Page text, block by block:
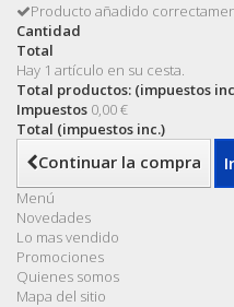
Producto añadido
Cantidad
Total
Hay 1 artículo en su cesta.
Total productos: (impuestos
Impuestos 0,00 €
Total (impuestos inc.)
Continuar la compra
Menú
Novedades
Lo mas vendido
Promociones
Quienes somos
Mapa del sitio